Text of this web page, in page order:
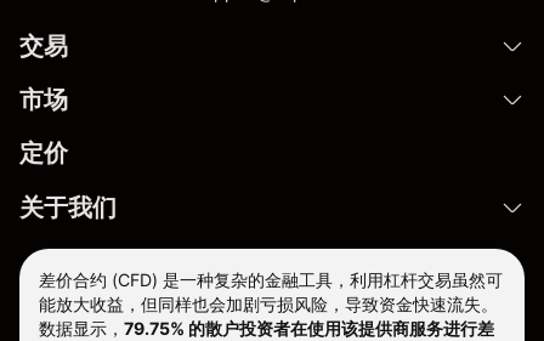
交易
市场
定价
关于我们
差价合约 (CFD) 是一种复杂的金融工具，利用杠杆交易虽然可
能放大收益，但同样也会加剧亏损风险，导致资金快速流失。
数据显示， 79.75% 的散户投资者在使用该提供商服务进行差